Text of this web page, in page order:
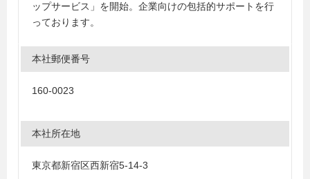
ップサービス」を開始。企業向けの包括的サポートを行
っております。
本社郵便番号
160-0023
本社所在地
東京都新宿区西新宿5-14-3